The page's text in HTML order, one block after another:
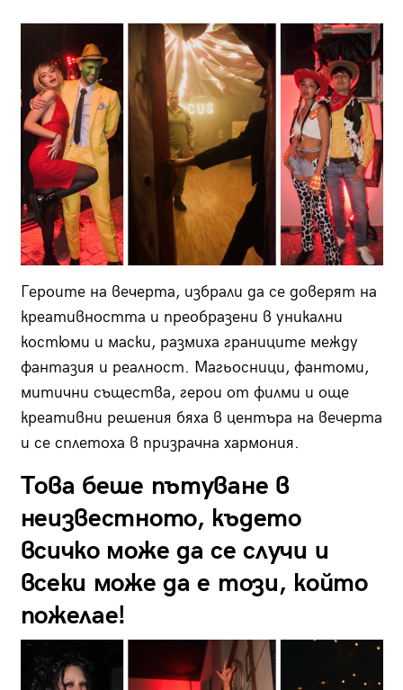
Героите на вечерта, избрали да се доверят на
креативността и преобразени в уникални
костюми и маски, размиха границите между
фантазия и реалност. Магьосници, фантоми,
митични същества, герои от филми и още
креативни решения бяха в центъра на вечерта
и се сплетоха в призрачна хармония.
Това беше пътуване в
неизвестното, където
всичко може да се случи и
всеки може да е този, който
пожелае!